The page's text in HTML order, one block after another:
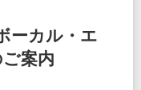
ーカル・エ
案内